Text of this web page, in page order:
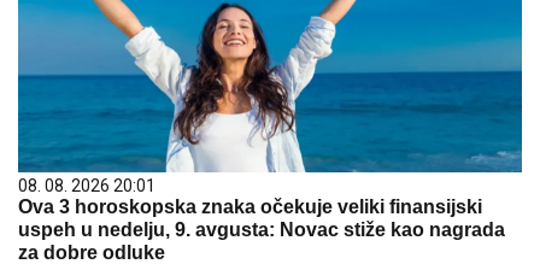
08. 08. 2026 20:01
Ova 3 horoskopska znaka očekuje veliki finansijski
uspeh u nedelju, 9. avgusta: Novac stiže kao nagrada
za dobre odluke